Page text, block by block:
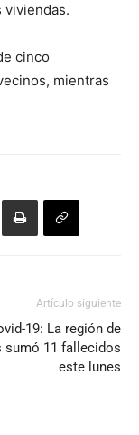
viviendas.
cinco
mientras
Artículo siguiente
19: La región de
sumó 11 fallecidos
este lunes